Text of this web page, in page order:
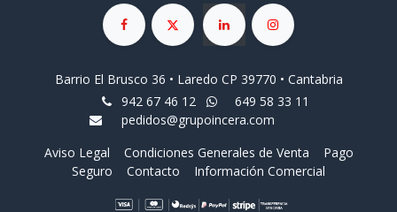
Barrio El Brusco 36 • Laredo CP 39770 • Cantabria
942 67 46 12
649 58 33 11
pedidos@grupoincera.com
Aviso Legal
Condiciones Generales de Venta
Pago
Seguro
Contacto Información Comercial